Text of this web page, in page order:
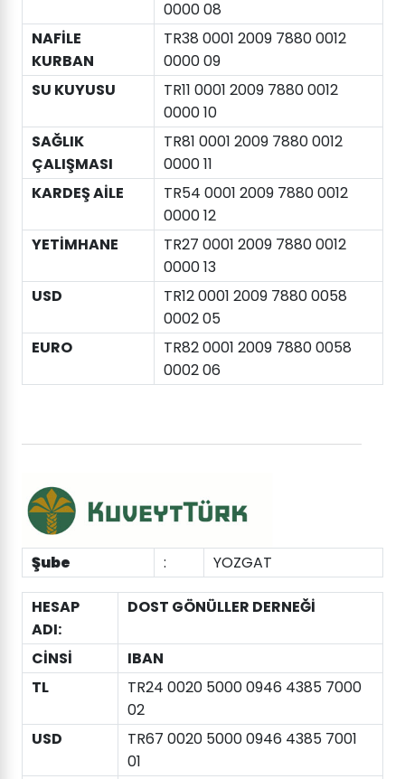
0000 08
NAFİLE
KURBAN
TR38 0001 2009 7880 0012
0000 09
SU KUYUSU
TR11 0001 2009 7880 0012
0000 10
SAĞLIK
ÇALIŞMASI
TR81 0001 2009 7880 0012
0000 11
KARDEŞ AİLE
TR54 0001 2009 7880 0012
0000 12
YETİMHANE
TR27 0001 2009 7880 0012
0000 13
USD
TR12 0001 2009 7880 0058
0002 05
EURO
TR82 0001 2009 7880 0058
0002 06
Şube : YOZGAT
HESAP
ADI:
DOST GÖNÜLLER DERNEĞİ
CİNSİ
IBAN
TL
TR24 0020 5000 0946 4385 7000
02
USD
TR67 0020 5000 0946 4385 7001
01